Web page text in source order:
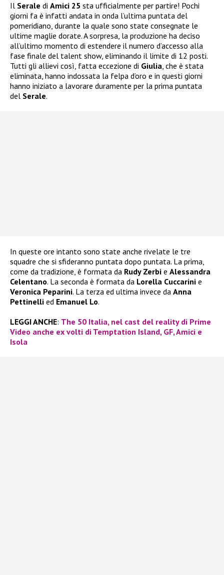
Il Serale di Amici 25 sta ufficialmente per partire! Pochi
giorni fa è infatti andata in onda l’ultima puntata del
pomeridiano, durante la quale sono state consegnate le
ultime maglie dorate. A sorpresa, la produzione ha deciso
all’ultimo momento di estendere il numero d’accesso alla
fase finale del talent show, eliminando il limite di 12 posti.
Tutti gli allievi così, fatta eccezione di Giulia, che è stata
eliminata, hanno indossata la felpa d’oro e in questi giorni
hanno iniziato a lavorare duramente per la prima puntata
del Serale.
In queste ore intanto sono state anche rivelate le tre
squadre che si sfideranno puntata dopo puntata. La prima,
come da tradizione, è formata da Rudy Zerbi e Alessandra
Celentano. La seconda è formata da Lorella Cuccarini e
Veronica Peparini. La terza ed ultima invece da Anna
Pettinelli ed Emanuel Lo.
LEGGI ANCHE: The 50 Italia, nel cast del reality di Prime
Video anche ex volti di Temptation Island, GF, Amici e
Isola